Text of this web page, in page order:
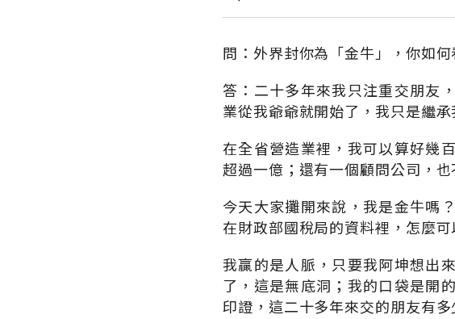
問：外界封你為「金牛」，你如何
答：二十多年來我只注重交朋友
業從我爺爺就開始了，我只是繼
在全省營造業裡，我可以算好幾
超過一億；還有一個顧問公司，也
今天大家攤開來說，我是金牛嗎
在財政部國稅局的資料裡，怎麼
我贏的是人脈，只要我阿坤想出
了，這是無底洞；我的口袋是開
印證，這二十多年來交的朋友有多